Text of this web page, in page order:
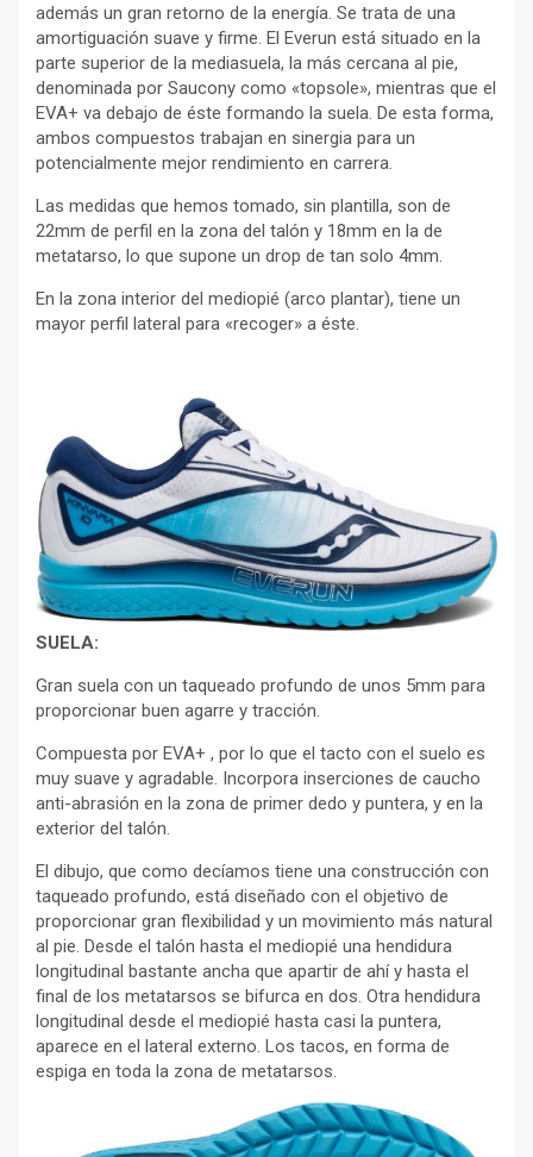
además un gran retorno de la energía. Se trata de una
amortiguación suave y firme. El Everun está situado en la
parte superior de la mediasuela, la más cercana al pie,
denominada por Saucony como «topsole», mientras que el
EVA+ va debajo de éste formando la suela. De esta forma,
ambos compuestos trabajan en sinergia para un
potencialmente mejor rendimiento en carrera.
Las medidas que hemos tomado, sin plantilla, son de
22mm de perfil en la zona del talón y 18mm en la de
metatarso, lo que supone un drop de tan solo 4mm.
En la zona interior del mediopié (arco plantar), tiene un
mayor perfil lateral para «recoger» a éste.
SUELA:
Gran suela con un taqueado profundo de unos 5mm para
proporcionar buen agarre y tracción.
Compuesta por EVA+ , por lo que el tacto con el suelo es
muy suave y agradable. Incorpora inserciones de caucho
anti-abrasión en la zona de primer dedo y puntera, y en la
exterior del talón.
El dibujo, que como decíamos tiene una construcción con
taqueado profundo, está diseñado con el objetivo de
proporcionar gran flexibilidad y un movimiento más natural
al pie. Desde el talón hasta el mediopié una hendidura
longitudinal bastante ancha que apartir de ahí y hasta el
final de los metatarsos se bifurca en dos. Otra hendidura
longitudinal desde el mediopié hasta casi la puntera,
aparece en el lateral externo. Los tacos, en forma de
espiga en toda la zona de metatarsos.